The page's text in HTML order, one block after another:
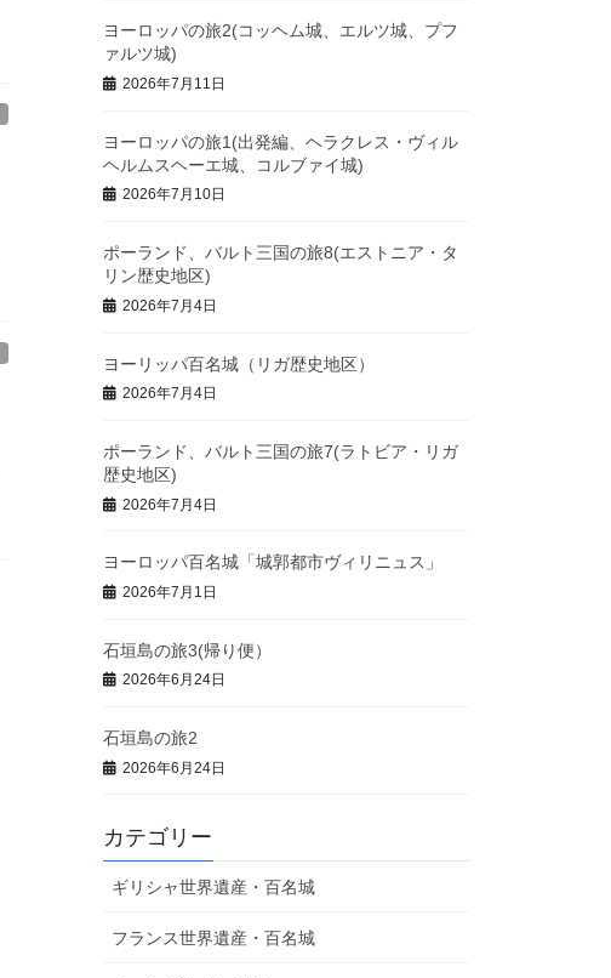
ヨーロッパの旅2(コッヘム城、エルツ城、プフ
ァルツ城)
2026年7月11日
ヨーロッパの旅1(出発編、ヘラクレス・ヴィル
ヘルムスヘーエ城、コルブァイ城)
2026年7月10日
ポーランド、バルト三国の旅8(エストニア・タ
リン歴史地区)
2026年7月4日
ヨーリッパ百名城（リガ歴史地区）
2026年7月4日
ポーランド、バルト三国の旅7(ラトビア・リガ
歴史地区)
2026年7月4日
ヨーロッパ百名城「城郭都市ヴィリニュス」
2026年7月1日
石垣島の旅3(帰り便）
2026年6月24日
石垣島の旅2
2026年6月24日
カテゴリー
ギリシャ世界遺産・百名城
フランス世界遺産・百名城